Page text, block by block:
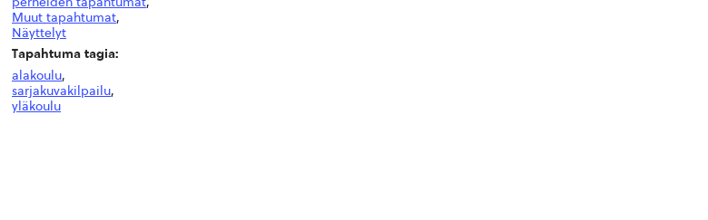
Muut tapahtumat,
Näyttelyt
Tapahtuma tagia:
alakoulu,
sarjakuvakilpailu,
yläkoulu